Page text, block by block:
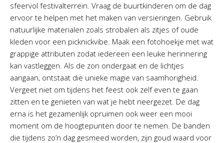
sfeervol festivalterrein. Vraag de buurtkinderen om de dag
ervoor te helpen met het maken van versieringen. Gebruik
natuurlijke materialen zoals strobalen als zitjes of oude
kleden voor een picknickvibe. Maak een fotohoekje met wat
grappige attributen zodat iedereen een leuke herinnering
kan vastleggen. Als de zon ondergaat en de lichtjes
aangaan, ontstaat die unieke magie van saamhorigheid.
Vergeet niet om tijdens het feest ook zelf even te gaan
zitten en te genieten van wat je hebt neergezet. De dag
erna is het gezamenlijk opruimen ook weer een mooi
moment om de hoogtepunten door te nemen. De banden
die tijdens zo’n dag gesmeed worden, zijn goud waard voor